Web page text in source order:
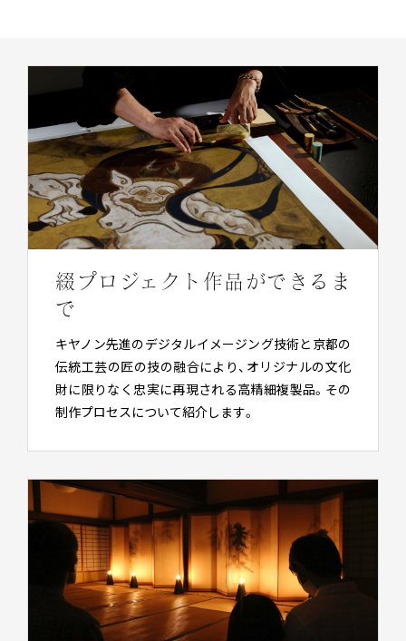
綴プロジェクト作品ができるま
で
キヤノン先進のデジタルイメージング技術と京都の
伝統工芸の匠の技の融合により、オリジナルの文化
財に限りなく忠実に再現される高精細複製品。その
制作プロセスについて紹介します。